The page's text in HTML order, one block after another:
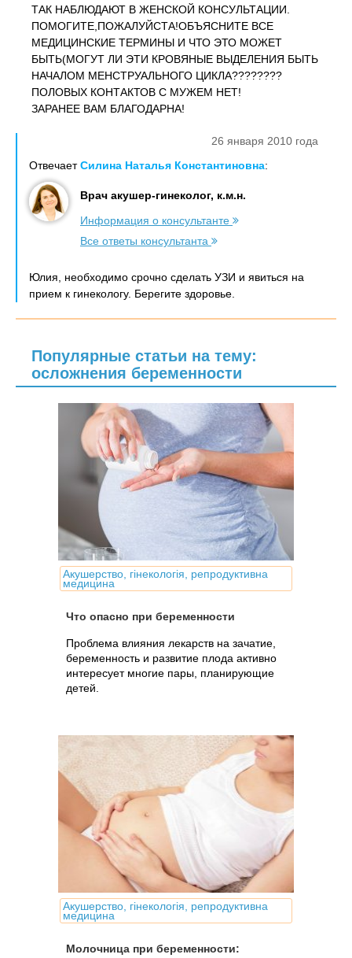
ТАК НАБЛЮДАЮТ В ЖЕНСКОЙ КОНСУЛЬТАЦИИ.
ПОМОГИТЕ,ПОЖАЛУЙСТА!ОБЪЯСНИТЕ ВСЕ
МЕДИЦИНСКИЕ ТЕРМИНЫ И ЧТО ЭТО МОЖЕТ
БЫТЬ(МОГУТ ЛИ ЭТИ КРОВЯНЫЕ ВЫДЕЛЕНИЯ БЫТЬ
НАЧАЛОМ МЕНСТРУАЛЬНОГО ЦИКЛА????????
ПОЛОВЫХ КОНТАКТОВ С МУЖЕМ НЕТ!
ЗАРАНЕЕ ВАМ БЛАГОДАРНА!
26 января 2010 года
ОтвечаетСилина Наталья Константиновна:
Врач акушер-гинеколог, к.м.н.
Информация о консультанте
Все ответы консультанта
Юлия, необходимо срочно сделать УЗИ и явиться на
прием к гинекологу. Берегите здоровье.
Популярные статьи на тему:
осложнения беременности
Акушерство, гінекологія, репродуктивна
медицина
Что опасно при беременности
Проблема влияния лекарств на зачатие,
беременность и развитие плода активно
интересует многие пары, планирующие
детей.
Акушерство, гінекологія, репродуктивна
медицина
Молочница при беременности: